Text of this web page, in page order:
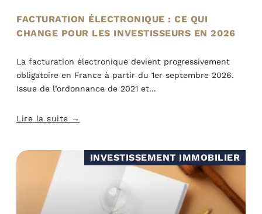
FACTURATION ÉLECTRONIQUE : CE QUI
CHANGE POUR LES INVESTISSEURS EN 2026
La facturation électronique devient progressivement
obligatoire en France à partir du 1er septembre 2026.
Issue de l’ordonnance de 2021 et
Lire la suite →
INVESTISSEMENT IMMOBILIER